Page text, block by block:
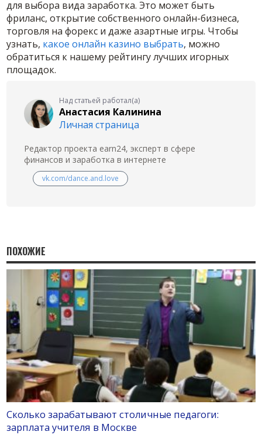
для выбора вида заработка. Это может быть
фриланс, открытие собственного онлайн-бизнеса,
торговля на форекс и даже азартные игры. Чтобы
узнать, какое онлайн казино выбрать, можно
обратиться к нашему рейтингу лучших игорных
площадок.
Над статьей работал(а)
Анастасия Калинина
Личная страница
Редактор проекта earn24, эксперт в сфере
финансов и заработка в интернете
vk.com/dance.and.love
ПОХОЖИЕ
Сколько зарабатывают столичные педагоги:
зарплата учителя в Москве